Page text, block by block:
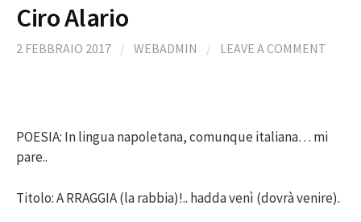
Ciro Alario
2 FEBBRAIO 2017 / WEBADMIN / LEAVE A COMMENT
POESIA: In lingua napoletana, comunque italiana… mi
pare..
Titolo: A RRAGGIA (la rabbia)!.. hadda venì (dovrà venire).